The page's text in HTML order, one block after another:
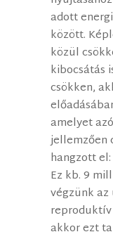
adott
között.
közül
kibocsátás
csökken,
amelyet
jellemzően
hangzott
Ez kb. 9
végzünk az
akkor ezt